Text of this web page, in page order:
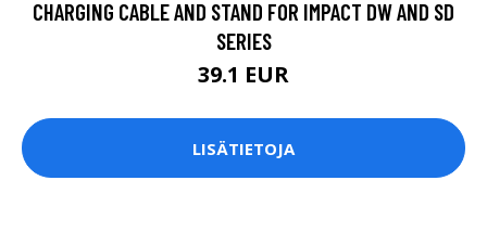
CHARGING CABLE AND STAND FOR IMPACT DW AND SD
SERIES
39.1 EUR
LISÄTIETOJA